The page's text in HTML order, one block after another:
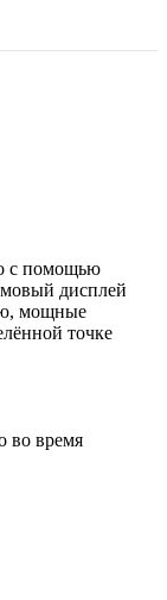
с помощью
дисплей
мощные
точке
во время